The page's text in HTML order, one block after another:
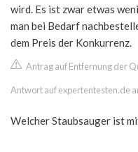
wird. Es ist zwar etwas
man bei Bedarf
dem Preis der Konkurrenz.
Antrag auf Entfernung der
Antwort auf expertentesten.de
Welcher Staubsauger ist